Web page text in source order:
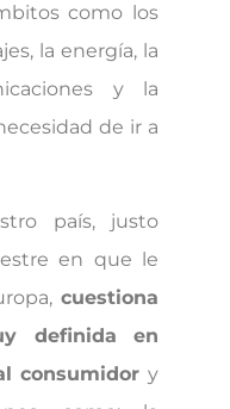
como los
la energía, la
y la
de ir a
país, justo
en que le
cuestiona
definida en
consumidor y